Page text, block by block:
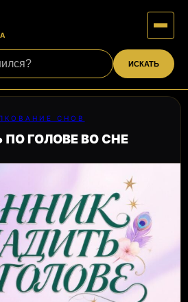
ИСКАТЬ
СНОВ
ПО ГОЛОВЕ ВО СНЕ